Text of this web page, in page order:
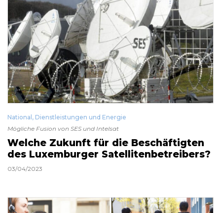
National , Dienstleistungen und Energie
Mögliche Fusion von SES und Intelsat
Welche Zukunft für die Beschäftigten
des Luxemburger Satellitenbetreibers?
03/04/2023